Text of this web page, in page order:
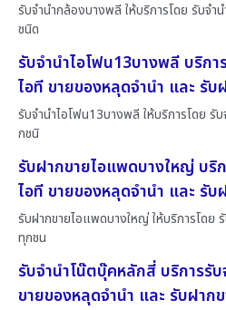
รับจำนำกล้องบางพลี ให้บริการโดย รับจํา
ชนิด
รับจำนำไอโฟน13บางพลี บริก
ไอที ขายของหลุดจำนำ และ รั
รับจำนำไอโฟน13บางพลี ให้บริการโดย รั
กชนิ
รับฝากขายไอแพดบางใหญ่ บริ
ไอที ขายของหลุดจำนำ และ รั
รับฝากขายไอแพดบางใหญ่ ให้บริการโดย
ทุกชน
รับจำนำโน๊ตบุ๊คหลักสี่ บริการรั
ขายของหลุดจำนำ และ รับฝาก